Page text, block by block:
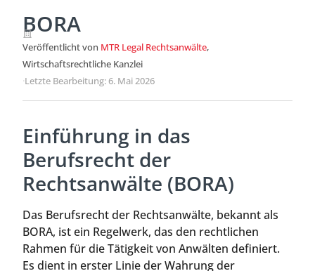
BORA
Veröffentlicht von MTR Legal Rechtsanwälte,
Wirtschaftsrechtliche Kanzlei
·Letzte Bearbeitung: 6. Mai 2026
Einführung in das
Berufsrecht der
Rechtsanwälte (BORA)
Das Berufsrecht der Rechtsanwälte, bekannt als
BORA, ist ein Regelwerk, das den rechtlichen
Rahmen für die Tätigkeit von Anwälten definiert.
Es dient in erster Linie der Wahrung der